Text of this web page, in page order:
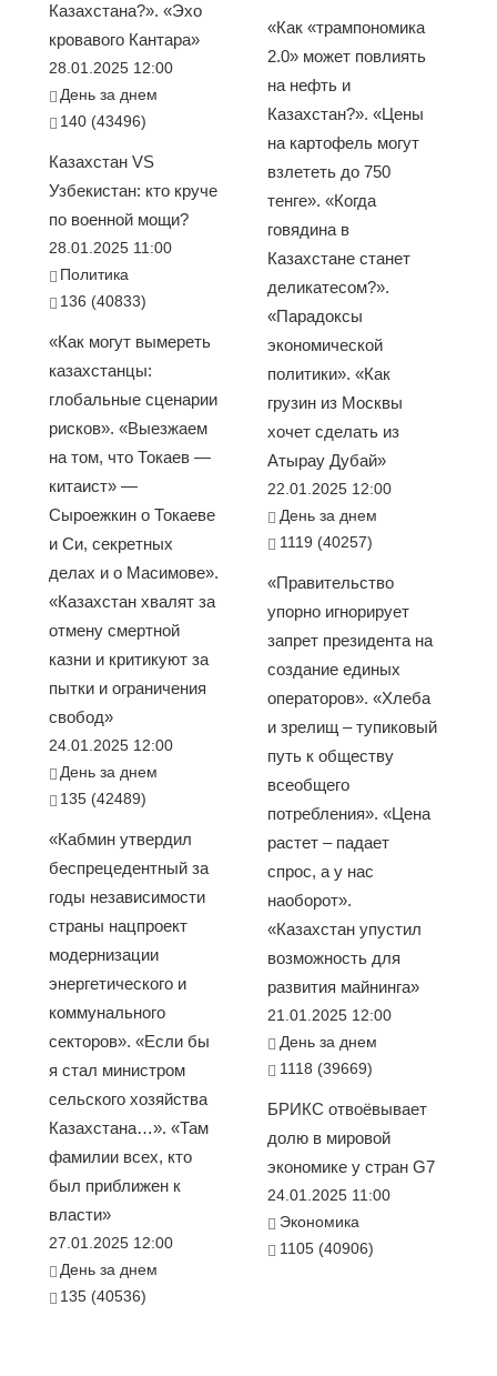
Казахстана?». «Эхо
кровавого Кантара»
28.01.2025 12:00
День за днем
140 (43496)
Казахстан VS
Узбекистан: кто круче
по военной мощи?
28.01.2025 11:00
Политика
136 (40833)
«Как могут вымереть
казахстанцы:
глобальные сценарии
рисков». «Выезжаем
на том, что Токаев —
китаист» —
Сыроежкин о Токаеве
и Си, секретных
делах и о Масимове».
«Казахстан хвалят за
отмену смертной
казни и критикуют за
пытки и ограничения
свобод»
24.01.2025 12:00
День за днем
135 (42489)
«Кабмин утвердил
беспрецедентный за
годы независимости
страны нацпроект
модернизации
энергетического и
коммунального
секторов». «Если бы
я стал министром
сельского хозяйства
Казахстана…». «Там
фамилии всех, кто
был приближен к
власти»
27.01.2025 12:00
День за днем
135 (40536)
«Как «трампономика
2.0» может повлиять
на нефть и
Казахстан?». «Цены
на картофель могут
взлететь до 750
тенге». «Когда
говядина в
Казахстане станет
деликатесом?».
«Парадоксы
экономической
политики». «Как
грузин из Москвы
хочет сделать из
Атырау Дубай»
22.01.2025 12:00
День за днем
1119 (40257)
«Правительство
упорно игнорирует
запрет президента на
создание единых
операторов». «Хлеба
и зрелищ – тупиковый
путь к обществу
всеобщего
потребления». «Цена
растет – падает
спрос, а у нас
наоборот».
«Казахстан упустил
возможность для
развития майнинга»
21.01.2025 12:00
День за днем
1118 (39669)
БРИКС отвоёвывает
долю в мировой
экономике у стран G7
24.01.2025 11:00
Экономика
1105 (40906)